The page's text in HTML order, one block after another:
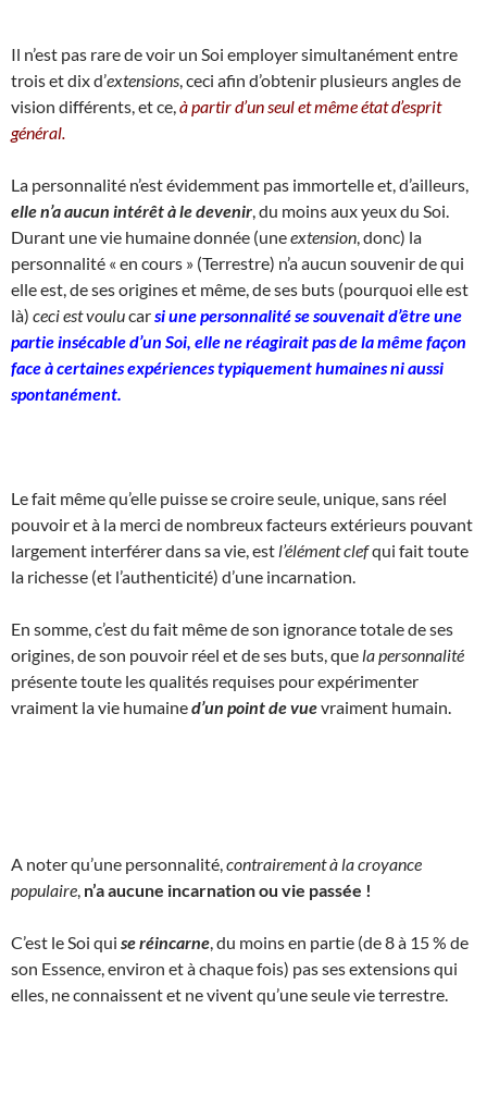
Il n’est pas rare de voir un Soi employer simultanément entre
trois et dix d’extensions , ceci afin d’obtenir plusieurs angles de
vision différents, et ce, à partir d’un seul et même état d’esprit
général.
La personnalité n’est évidemment pas immortelle et, d’ailleurs,
elle n’a aucun intérêt à le devenir , du moins aux yeux du Soi.
Durant une vie humaine donnée (uneextension , donc) la
personnalité « en cours » (Terrestre) n’a aucun souvenir de qui
elle est, de ses origines et même, de ses buts (pourquoi elle est
là) ceci est voulucarsi une personnalité se souvenait d’être une
partie insécable d’un Soi, elle ne réagirait pas de la même façon
face à certaines expériences typiquement humaines ni aussi
spontanément.
Le fait même qu’elle puisse se croire seule, unique, sans réel
pouvoir et à la merci de nombreux facteurs extérieurs pouvant
largement interférer dans sa vie, est l’élément clefqui fait toute
la richesse (et l’authenticité) d’une incarnation.
En somme, c’est du fait même de son ignorance totale de ses
origines, de son pouvoir réel et de ses buts, que la personnalité
présente toute les qualités requises pour expérimenter
vraiment la vie humained’un point de vuevraiment humain.
A noter qu’une personnalité, contrairement à la croyance
populaire n’a aucune incarnation ou vie passée !
C’est le Soi qui se réincarne , du moins en partie (de 8 à 15 % de
son Essence, environ et à chaque fois) pas ses extensions qui
elles, ne connaissent et ne vivent qu’une seule vie terrestre.